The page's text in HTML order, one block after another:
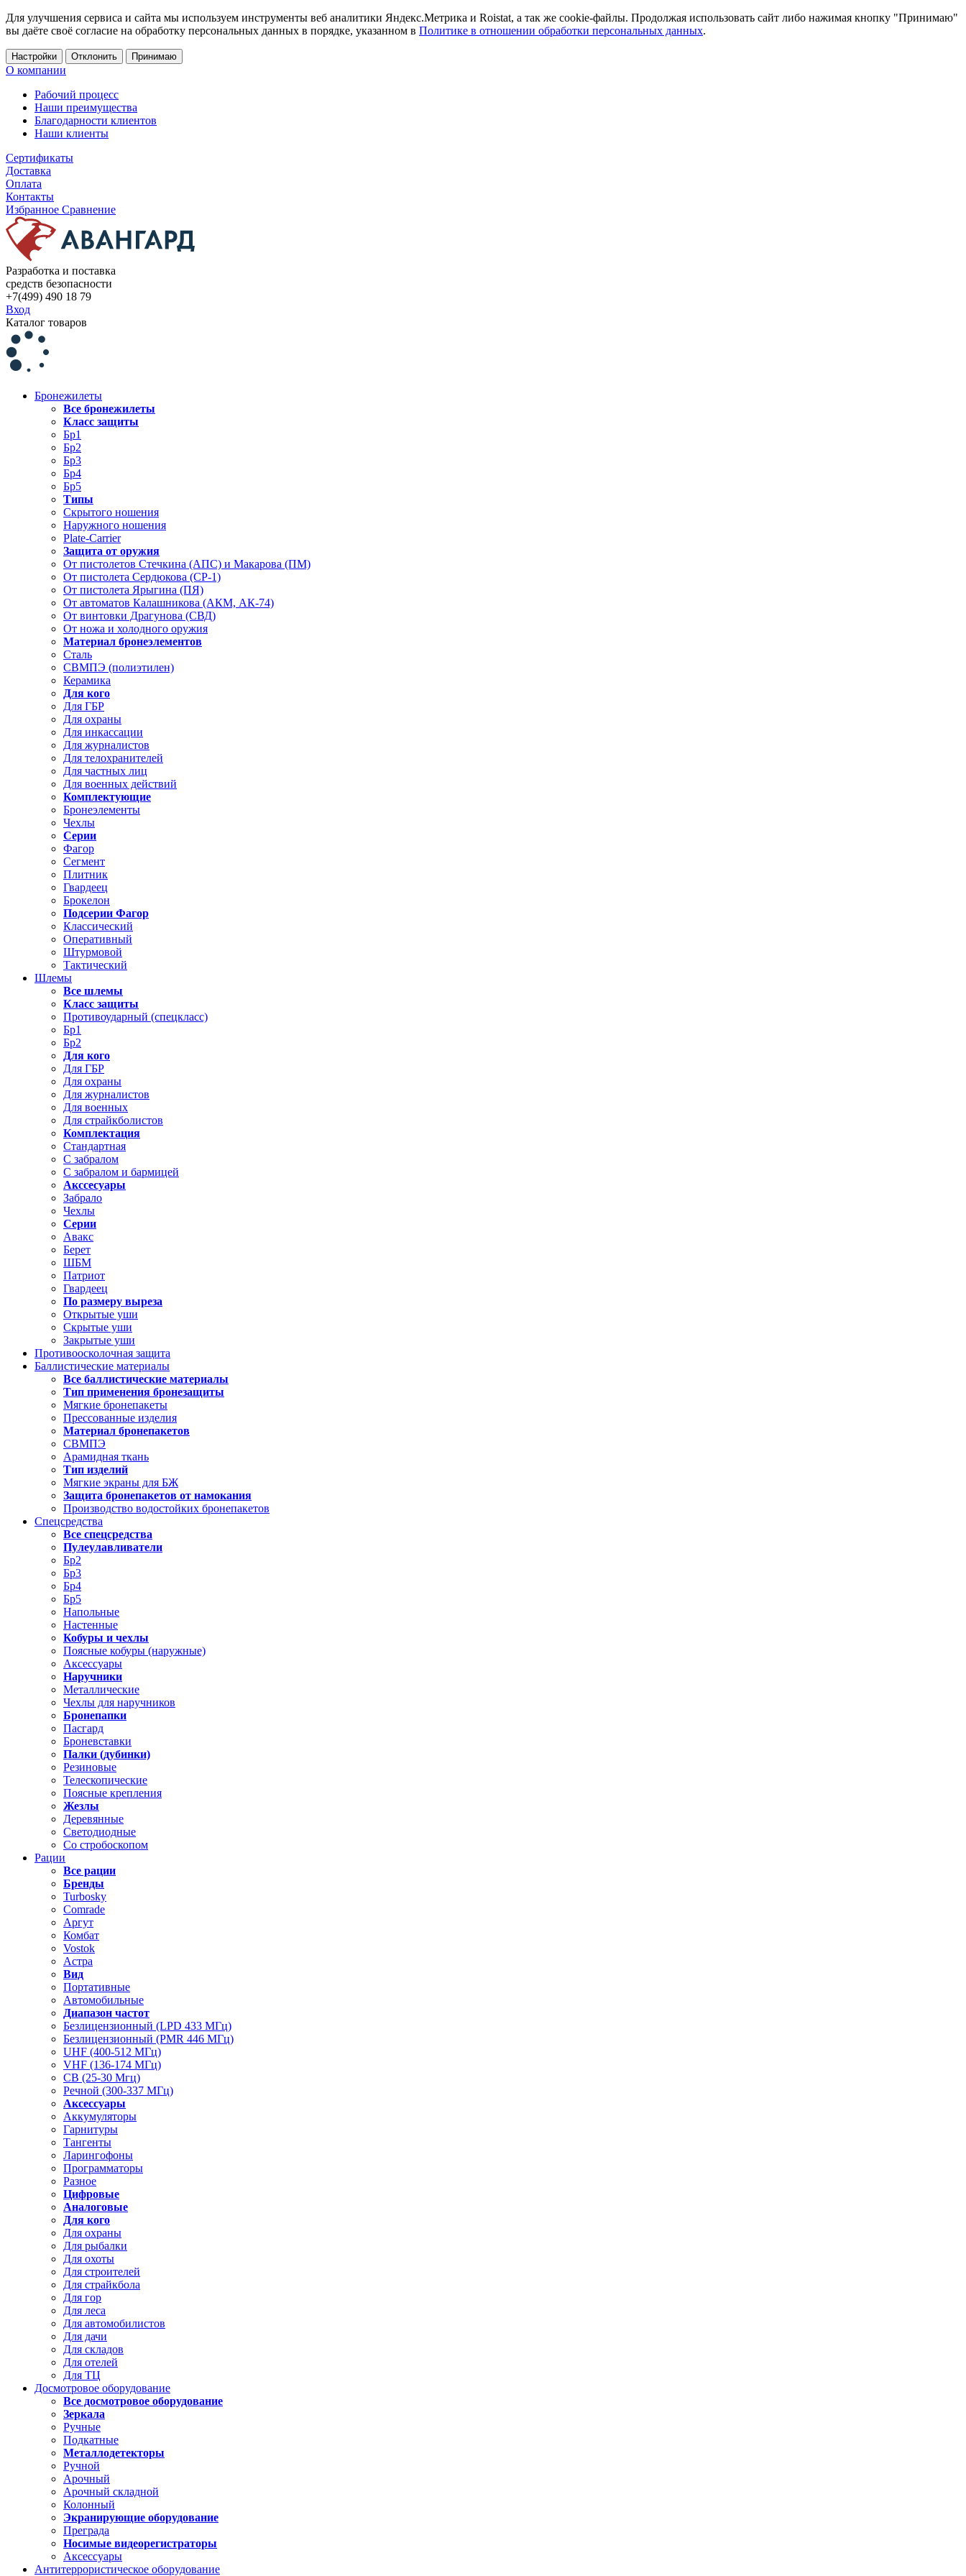
Для улучшения сервиса и сайта мы используем инструменты веб аналитики Яндекс.Метрика и Roistat, а так же cookie-файлы. Продолжая использовать сайт либо нажимая кнопку "Принимаю"
вы даёте своё согласие на обработку персональных данных в порядке, указанном в Политике в отношении обработки персональных данных.
Настройки Отклонить Принимаю
О компании
Рабочий процесс
Наши преимущества
Благодарности клиентов
Наши клиенты
Сертификаты
Доставка
Оплата
Контакты
Избранное Сравнение
Разработка и поставка
средств безопасности
+7(499) 490 18 79
Вход
Каталог товаров
Бронежилеты
Все бронежилеты
Класс защиты
Бр1
Бр2
Бр3
Бр4
Бр5
Типы
Скрытого ношения
Наружного ношения
Plate-Carrier
Защита от оружия
От пистолетов Стечкина (АПС) и Макарова (ПМ)
От пистолета Сердюкова (СР-1)
От пистолета Ярыгина (ПЯ)
От автоматов Калашникова (АКМ, АК-74)
От винтовки Драгунова (СВД)
От ножа и холодного оружия
Материал бронеэлементов
Сталь
СВМПЭ (полиэтилен)
Керамика
Для кого
Для ГБР
Для охраны
Для инкассации
Для журналистов
Для телохранителей
Для частных лиц
Для военных действий
Комплектующие
Бронеэлементы
Чехлы
Серии
Фагор
Сегмент
Плитник
Гвардеец
Брокелон
Подсерии Фагор
Классический
Оперативный
Штурмовой
Тактический
Шлемы
Все шлемы
Класс защиты
Противоударный (спецкласс)
Бр1
Бр2
Для кого
Для ГБР
Для охраны
Для журналистов
Для военных
Для страйкболистов
Комплектация
Стандартная
С забралом
С забралом и бармицей
Акссесуары
Забрало
Чехлы
Серии
Авакс
Берет
ШБМ
Патриот
Гвардеец
По размеру выреза
Открытые уши
Скрытые уши
Закрытые уши
Противоосколочная защита
Баллистические материалы
Все баллистические материалы
Тип применения бронезащиты
Мягкие бронепакеты
Прессованные изделия
Материал бронепакетов
СВМПЭ
Арамидная ткань
Тип изделий
Мягкие экраны для БЖ
Защита бронепакетов от намокания
Производство водостойких бронепакетов
Спецсредства
Все спецсредства
Пулеулавливатели
Бр2
Бр3
Бр4
Бр5
Напольные
Настенные
Кобуры и чехлы
Поясные кобуры (наружные)
Аксессуары
Наручники
Металлические
Чехлы для наручников
Бронепапки
Пасгард
Броневставки
Палки (дубинки)
Резиновые
Телескопические
Поясные крепления
Жезлы
Деревянные
Светодиодные
Со стробоскопом
Рации
Все рации
Бренды
Turbosky
Comrade
Аргут
Комбат
Vostok
Астра
Вид
Портативные
Автомобильные
Диапазон частот
Безлицензионный (LPD 433 МГц)
Безлицензионный (PMR 446 МГц)
UHF (400-512 МГц)
VHF (136-174 МГц)
CB (25-30 Мгц)
Речной (300-337 МГц)
Аксессуары
Аккумуляторы
Гарнитуры
Тангенты
Ларингофоны
Программаторы
Разное
Цифровые
Аналоговые
Для кого
Для охраны
Для рыбалки
Для охоты
Для строителей
Для страйкбола
Для гор
Для леса
Для автомобилистов
Для дачи
Для складов
Для отелей
Для ТЦ
Досмотровое оборудование
Все досмотровое оборудование
Зеркала
Ручные
Подкатные
Металлодетекторы
Ручной
Арочный
Арочный складной
Колонный
Экранирующие оборудование
Преграда
Носимые видеорегистраторы
Аксессуары
Антитеррористическое оборудование